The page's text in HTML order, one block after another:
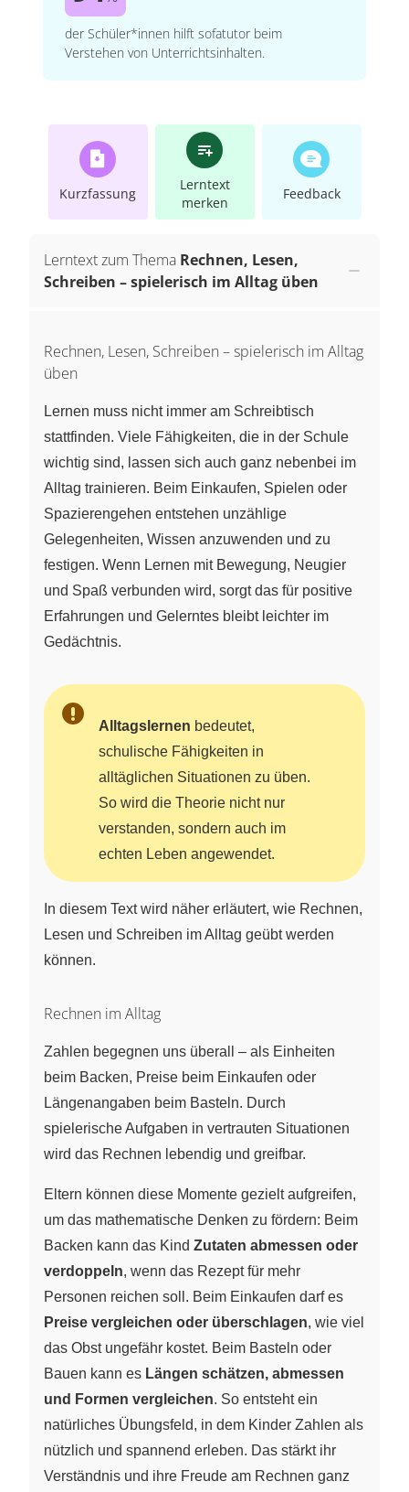
der Schüler*innen hilft sofatutor beim
Verstehen von Unterrichtsinhalten.
Kurzfassung
Lerntext
merken
Feedback
Lerntext zum Thema Rechnen, Lesen,
Schreiben – spielerisch im Alltag üben
Rechnen, Lesen, Schreiben – spielerisch im Alltag
üben
Lernen muss nicht immer am Schreibtisch
stattfinden. Viele Fähigkeiten, die in der Schule
wichtig sind, lassen sich auch ganz nebenbei im
Alltag trainieren. Beim Einkaufen, Spielen oder
Spazierengehen entstehen unzählige
Gelegenheiten, Wissen anzuwenden und zu
festigen. Wenn Lernen mit Bewegung, Neugier
und Spaß verbunden wird, sorgt das für positive
Erfahrungen und Gelerntes bleibt leichter im
Gedächtnis.
Alltagslernen bedeutet,
schulische Fähigkeiten in
alltäglichen Situationen zu üben.
So wird die Theorie nicht nur
verstanden, sondern auch im
echten Leben angewendet.
In diesem Text wird näher erläutert, wie Rechnen,
Lesen und Schreiben im Alltag geübt werden
können.
Rechnen im Alltag
Zahlen begegnen uns überall – als Einheiten
beim Backen, Preise beim Einkaufen oder
Längenangaben beim Basteln. Durch
spielerische Aufgaben in vertrauten Situationen
wird das Rechnen lebendig und greifbar.
Eltern können diese Momente gezielt aufgreifen,
um das mathematische Denken zu fördern: Beim
Backen kann das Kind Zutaten abmessen oder
verdoppeln, wenn das Rezept für mehr
Personen reichen soll. Beim Einkaufen darf es
Preise vergleichen oder überschlagen, wie viel
das Obst ungefähr kostet. Beim Basteln oder
Bauen kann es Längen schätzen, abmessen
und Formen vergleichen. So entsteht ein
natürliches Übungsfeld, in dem Kinder Zahlen als
nützlich und spannend erleben. Das stärkt ihr
Verständnis und ihre Freude am Rechnen ganz